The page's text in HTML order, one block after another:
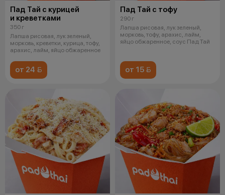
Пад Тай с курицей
и креветками
350 г
Лапша рисовая, лук зеленый,
морковь, креветки, курица, тофу,
арахис, лайм, яйцо обжаренное
от 24 
Пад Тай с тофу
290 г
Лапша рисовая, лук зеленый,
морковь, тофу, арахис, лайм,
яйцо обжаренное, соус Пад Тай
от 15 